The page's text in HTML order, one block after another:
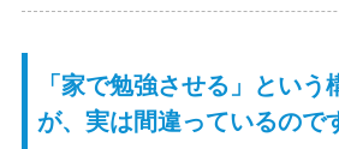
「家で勉強させる」という
が、実は間違っているので